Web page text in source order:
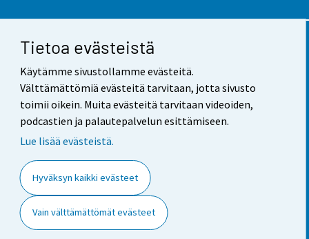
Tietoa evästeistä
Käytämme sivustollamme evästeitä.
Välttämättömiä evästeitä tarvitaan, jotta sivusto
toimii oikein. Muita evästeitä tarvitaan videoiden,
podcastien ja palautepalvelun esittämiseen.
Lue lisää evästeistä.
Hyväksyn kaikki evästeet
Vain välttämättömät evästeet
Yhteystiedot
Palaute
Käyttöehdot
Saavutettavuus
Tietoa sivustosta
Evästeasetukset